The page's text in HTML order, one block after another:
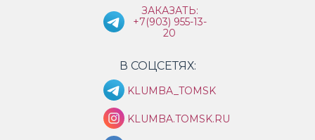
ЗАКАЗАТЬ:
+7(903) 955-13-
20
В СОЦСЕТЯХ:
KLUMBA_TOMSK
KLUMBA.TOMSK.RU